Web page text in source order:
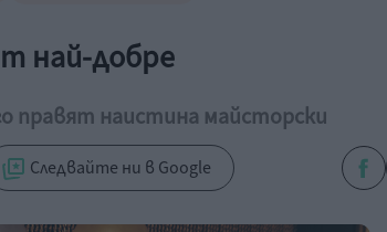
най-добре
правят наистина майсторски
Следвайте ни в Google